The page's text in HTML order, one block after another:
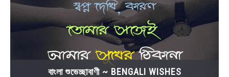
বাংলা শুভেচ্ছাবাণী ~ BENGALI WISHES